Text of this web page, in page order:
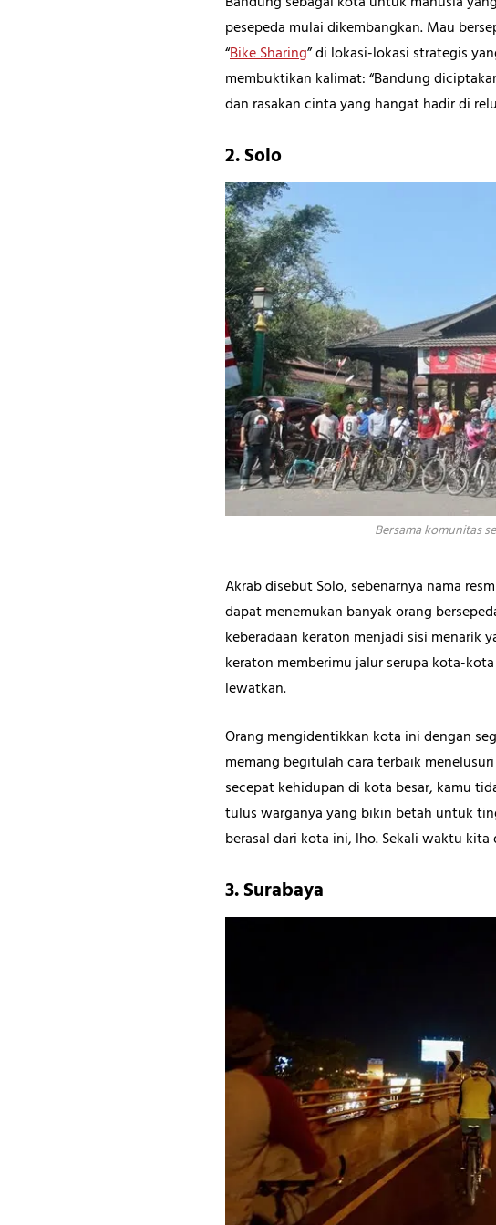
pesepeda mulai dikembangkan. Mau
“Bike Sharing” di lokasi-lokasi strategis
membuktikan kalimat: “Bandung
dan rasakan cinta yang hangat hadir di
2. Solo
Bersama komunitas
Akrab disebut Solo, sebenarnya nama
dapat menemukan banyak orang
keberadaan keraton menjadi sisi menarik
keraton memberimu jalur serupa kota-
lewatkan.
Orang mengidentikkan kota ini dengan
memang begitulah cara terbaik
secepat kehidupan di kota besar, kamu
tulus warganya yang bikin betah untuk
berasal dari kota ini, lho. Sekali waktu
3. Surabaya